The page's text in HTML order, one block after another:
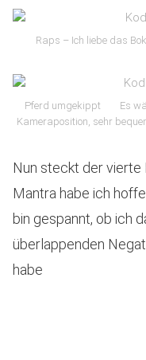
Raps – Ich liebe das
Pferd umgekippt
Es
Kameraposition, sehr
Nun steckt der vierte
Mantra habe ich
bin gespannt, ob ich
überlappenden
habe